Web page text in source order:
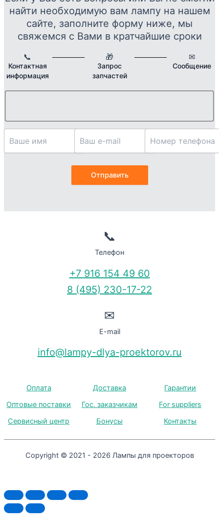
найти необходимую вам лампу на нашем
сайте, заполните форму ниже, мы
свяжемся с Вами в кратчайшие сроки
📞
Контактная
информация
🎁
Запрос
запчастей
✉
Сообщение
📞
Телефон
+7 916 154 49 60
8 (495) 230-17-22
✉
E-mail
info@lampy-dlya-proektorov.ru
Оплата Доставка
Гарантии
Оптовые поставки
Гос. заказчикам
For suppliers
Сервисный центр
Бонусы Контакты
Copyright © 2021 - 2026 Лампы для проекторов